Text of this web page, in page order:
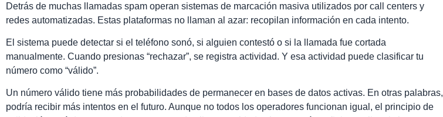
Detrás de muchas llamadas spam operan sistemas de marcación masiva utilizados por call centers y
redes automatizadas. Estas plataformas no llaman al azar: recopilan información en cada intento.
El sistema puede detectar si el teléfono sonó, si alguien contestó o si la llamada fue cortada
manualmente. Cuando presionas “rechazar”, se registra actividad. Y esa actividad puede clasificar tu
número como “válido”.
Un número válido tiene más probabilidades de permanecer en bases de datos activas. En otras palabras,
podría recibir más intentos en el futuro. Aunque no todos los operadores funcionan igual, el principio de